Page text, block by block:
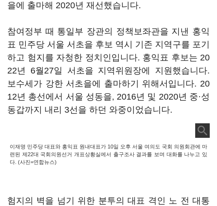
을에 출마해 2020년 재선했습니다.
참여정부 때 통일부 장관의 정책보좌관을 지낸 홍익
표 민주당 서울 서초을 후보 역시 기존 지역구를 포기
하고 험지를 자청한 정치인입니다. 홍익표 후보는 20
22년 6월27일 서초을 지역위원장에 지원했습니다.
보수세가 강한 서초을에 출마하기 위해서입니다. 20
12년 총선에서 서울 성동을, 2016년 및 2020년 중·성
동갑까지 내리 3선을 하던 와중이었습니다.
이재명 민주당 대표와 홍익표 원내대표가 10일 오후 서울 여의도 국회 의원회관에 마
련된 제22대 국회의원선거 개표상황실에서 출구조사 결과를 보며 대화를 나누고 있
다. (사진=연합뉴스)
험지의 벽을 넘기 위한 분투의 대표 격인 노 전 대통